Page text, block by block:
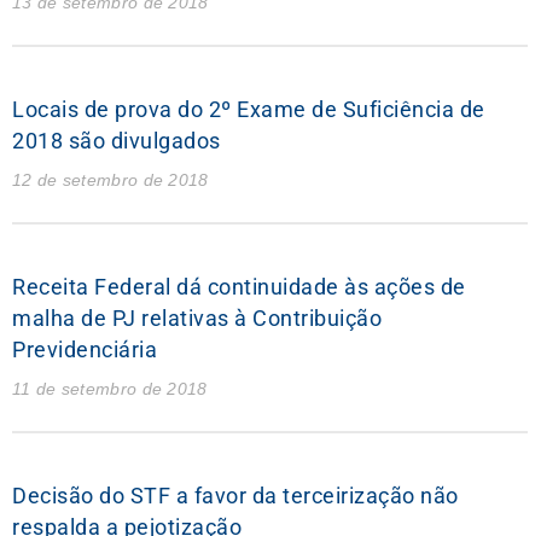
Locais de prova do 2º Exame de Suficiência de
2018 são divulgados
12 de setembro de 2018
Receita Federal dá continuidade às ações de
malha de PJ relativas à Contribuição
Previdenciária
11 de setembro de 2018
Decisão do STF a favor da terceirização não
respalda a pejotização